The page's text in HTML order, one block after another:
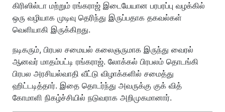
கிரிஸில்டா மற்றும் ரங்கராஜ் இடையேயான பரபரப்பு வழக்கில்
ஒரு வழியாக முடிவு தெரிந்து இருப்பதாக தகவல்கள்
வெளியாகி இருக்கிறது.
நடிகரும், பிரபல சமையல் கலைஞருமாக இருந்து வைரல்
ஆனவர் மாதம்பட்டி ரங்கராஜ். லோக்கல் பிரபலம் தொடங்கி
பிரபல அரசியல்வாதி வீட்டு விழாக்களில் சமைத்து
ஹிட்டடித்தார். இதை தொடர்ந்து அவருக்கு குக் வித்
கோமாளி நிகழ்ச்சியில் நடுவராக அறிமுகமானார்.